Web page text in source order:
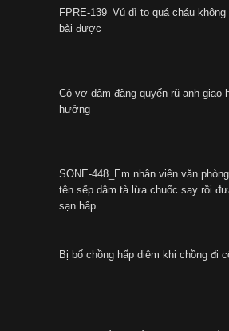
FPRE-139_Vú dì to quá cháu không
bài được
Cô vợ dâm đãng quyến rũ anh giao
hưởng
SONE-448_Em nhân viên văn
tên sếp dâm tà lừa chuốc say rồi
sạn hấp
Bị bố chồng hấp diêm khi chồng đi